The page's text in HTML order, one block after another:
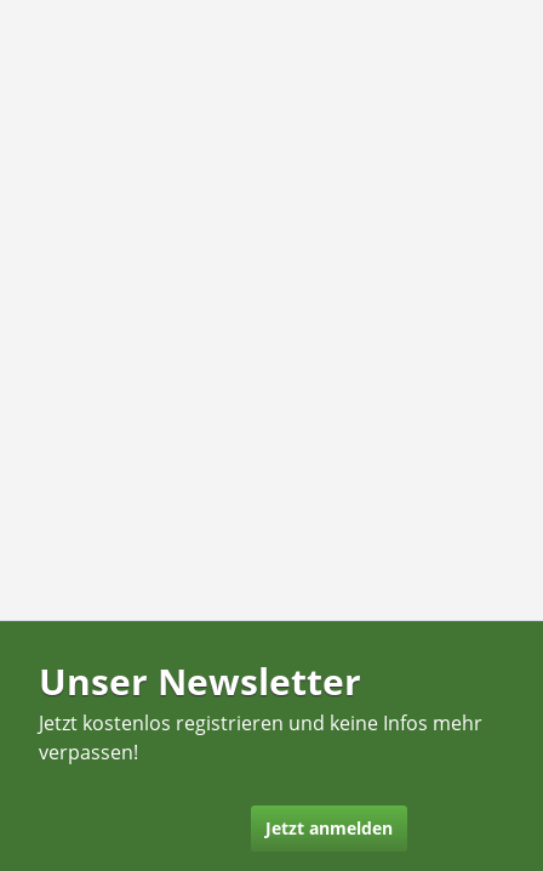
Unser Newsletter
Jetzt kostenlos registrieren und keine Infos mehr
verpassen!
Jetzt anmelden